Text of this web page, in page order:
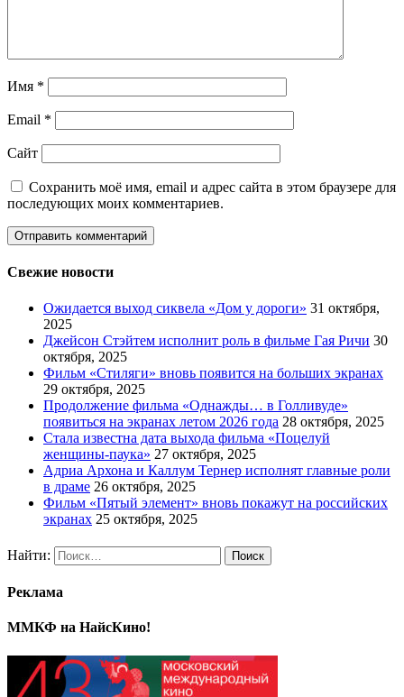
Имя *
Email *
Сайт
Сохранить моё имя, email и адрес сайта в этом браузере для
последующих моих комментариев.
Свежие новости
Ожидается выход сиквела «Дом у дороги» 31 октября,
2025
Джейсон Стэйтем исполнит роль в фильме Гая Ричи 30
октября, 2025
Фильм «Стиляги» вновь появится на больших экранах
29 октября, 2025
Продолжение фильма «Однажды… в Голливуде»
появиться на экранах летом 2026 года 28 октября, 2025
Стала известна дата выхода фильма «Поцелуй
женщины-паука» 27 октября, 2025
Адриа Архона и Каллум Тернер исполнят главные роли
в драме 26 октября, 2025
Фильм «Пятый элемент» вновь покажут на российских
экранах 25 октября, 2025
Найти:
Реклама
ММКФ на НайсКино!